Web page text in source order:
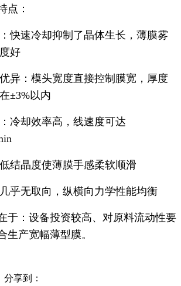
点：
快速冷却抑制了晶体生长，薄膜雾
好
异：模头宽度直接控制膜宽，厚度
±3%以内
冷却效率高，线速度可达
结晶度使薄膜手感柔软顺滑
乎无取向，纵横向力学性能均衡
于：设备投资较高、对原料流动性要
生产宽幅薄型膜。
分享到：